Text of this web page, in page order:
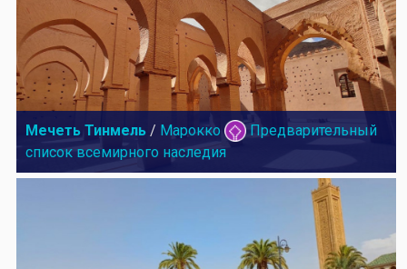
Мечеть Тинмель / Марокко
Предварительный
список всемирного наследия